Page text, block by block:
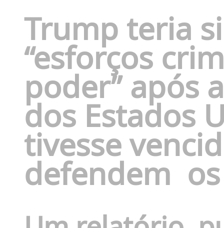
Trump teria
“esforços
poder” após
dos Estados
tivesse
defendem